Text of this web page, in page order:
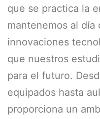
que se practica la
mantenemos al día
innovaciones
que nuestros
para el futuro.
equipados hasta
proporciona un